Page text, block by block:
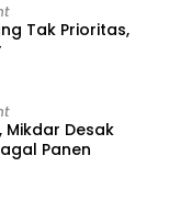
Tak Prioritas,
Desak
Panen